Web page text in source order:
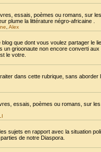
essais, poèmes ou romans, sur
plume la littérature négro-africaine .
Alex
que dont vous voulez partager le
un grioonaute non encore converti
le votre.
dans cette rubrique, sans
essais, poèmes ou romans, sur
sujets en rapport avec la situation
de notre Diaspora.